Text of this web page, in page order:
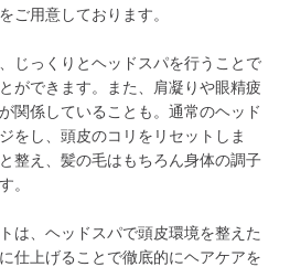
ご用意しております。
じっくりとヘッドスパを行うことで
ができます。また、肩凝りや眼精疲
関係していることも。通常のヘッド
をし、頭皮のコリをリセットしま
整え、髪の毛はもちろん身体の調子
。
は、ヘッドスパで頭皮環境を整えた
仕上げることで徹底的にヘアケアを